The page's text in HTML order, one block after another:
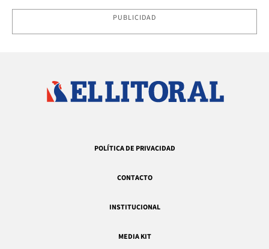
PUBLICIDAD
POLÍTICA DE PRIVACIDAD
CONTACTO
INSTITUCIONAL
MEDIA KIT